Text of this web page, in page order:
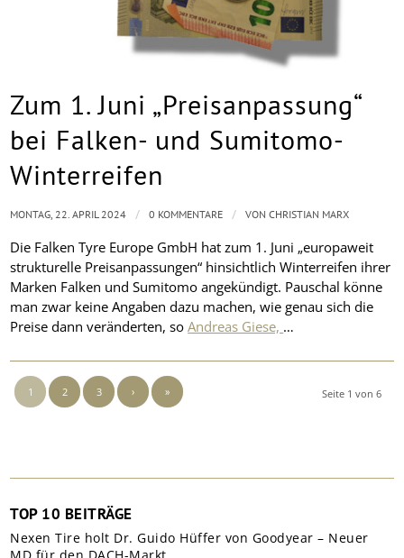
Zum 1. Juni „Preisanpassung“
bei Falken- und Sumitomo-
Winterreifen
Die Falken Tyre Europe GmbH hat zum 1. Juni „europaweit
strukturelle Preisanpassungen“ hinsichtlich Winterreifen ihrer
Marken Falken und Sumitomo angekündigt. Pauschal könne
man zwar keine Angaben dazu machen, wie genau sich die
Preise dann veränderten, soAndreas Giese, …
MONTAG, 22. APRIL 2024 / 0 KOMMENTARE / VONCHRISTIAN MARX
Seite 1 von 6
1 2 3 › »
TOP 10 BEITRÄGE
Nexen Tire holt Dr. Guido Hüffer von Goodyear – Neuer